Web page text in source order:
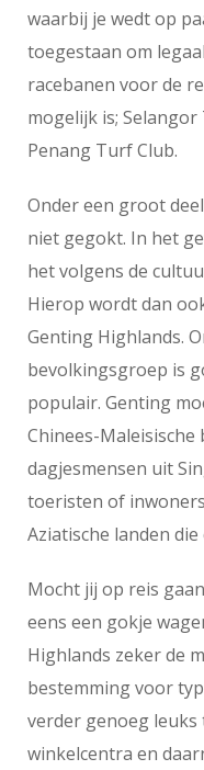
waarbij je wedt op
toegestaan om
racebanen voor de
mogelijk is;
Penang Turf Club.
Onder een groot
niet gegokt. In het
het volgens de
Hierop wordt dan
Genting Highlands.
bevolkingsgroep is
populair. Genting
Chinees-
dagjesmensen uit
toeristen of
Aziatische landen
Mocht jij op reis
eens een gokje
Highlands zeker de
bestemming voor
verder genoeg
winkelcentra en